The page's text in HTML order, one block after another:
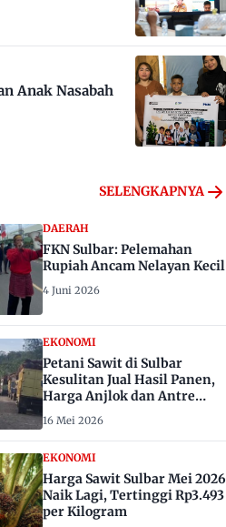
Anak Nasabah
SELENGKAPNYA
DAERAH
FKN Sulbar: Pelemahan
Rupiah Ancam Nelayan Kecil
4 Juni 2026
EKONOMI
Petani Sawit di Sulbar
Kesulitan Jual Hasil Panen,
Harga Anjlok dan Antre
Berhari-hari
16 Mei 2026
EKONOMI
Harga Sawit Sulbar Mei 2026
Naik Lagi, Tertinggi Rp3.493
per Kilogram